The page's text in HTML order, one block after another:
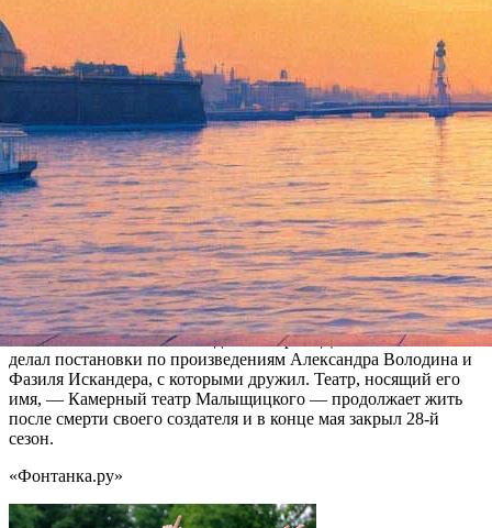
В Петербурге скоропостижно скончалась Татьяна
Малыщицкая — актриса и дочь режиссера Владимира
Малыщицкого, основавшего Молодежный театр на Фонтанке
и Камерный театр Малыщицкого.
Татьяне Малыщицкой было 57 лет. Она удостоена звания
заслуженной артистки России, появлялась на экране в
сериалах «Тайны следствия» и «Улицы разбитых фонарей»,
«ППС-2», «Счастливчик Пашка», фильме «Гадкие лебеди» и
других проектах.
Ее отец Владимир Малыщицкий (1940-2008) основал пять
театров, в том числе «малую Таганку» — театр ЛИИЖТа, из
которого позже «вырос» Молодежный на Фонтанке. Впервые
поставил в России «Заповедник» Сергея Довлатова. Также
делал постановки по произведениям Александра Володина и
Фазиля Искандера, с которыми дружил. Театр, носящий его
имя, — Камерный театр Малыщицкого — продолжает жить
после смерти своего создателя и в конце мая закрыл 28-й
сезон.
«Фонтанка.ру»